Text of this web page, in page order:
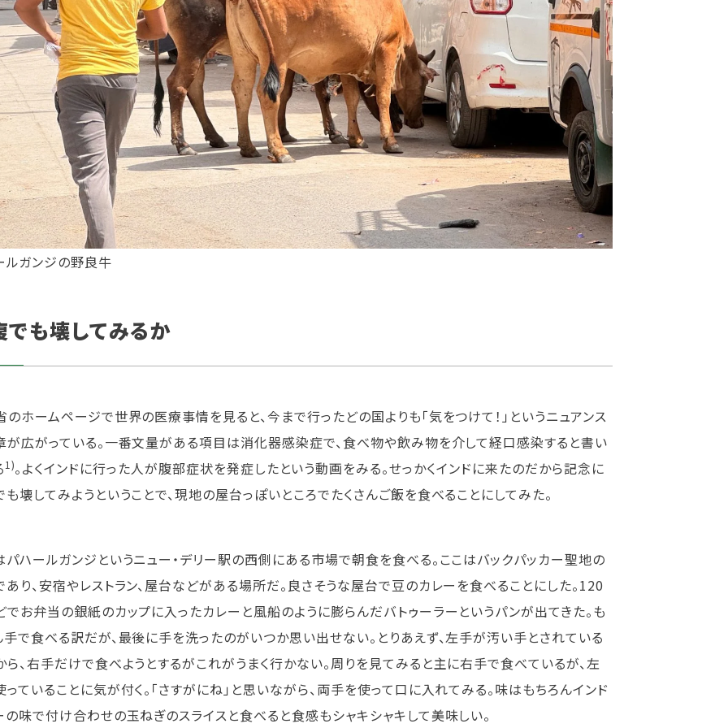
ルガンジの野良牛
でも壊してみるか
のホームページで世界の医療事情を見ると、今まで行ったどの国よりも「気をつけて！」というニュアンス
が広がっている。一番文量がある項目は消化器感染症で、食べ物や飲み物を介して経口感染すると書い
1)。よくインドに行った人が腹部症状を発症したという動画をみる。せっかくインドに来たのだから記念に
壊してみようということで、現地の屋台っぽいところでたくさんご飯を食べることにしてみた。
パハールガンジというニュー・デリー駅の西側にある市場で朝食を食べる。ここはバックパッカー聖地の
あり、安宿やレストラン、屋台などがある場所だ。良さそうな屋台で豆のカレーを食べることにした。120
でお弁当の銀紙のカップに入ったカレーと風船のように膨らんだバトゥーラーというパンが出てきた。も
手で食べる訳だが、最後に手を洗ったのがいつか思い出せない。とりあえず、左手が汚い手とされている
ら、右手だけで食べようとするがこれがうまく行かない。周りを見てみると主に右手で食べているが、左
ていることに気が付く。「さすがにね」と思いながら、両手を使って口に入れてみる。味はもちろんインド
の味で付け合わせの玉ねぎのスライスと食べると食感もシャキシャキして美味しい。